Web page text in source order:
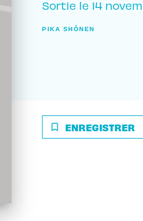
Sortie le 14
PIKA SHÔNEN
bookmark_border ENREGISTRER